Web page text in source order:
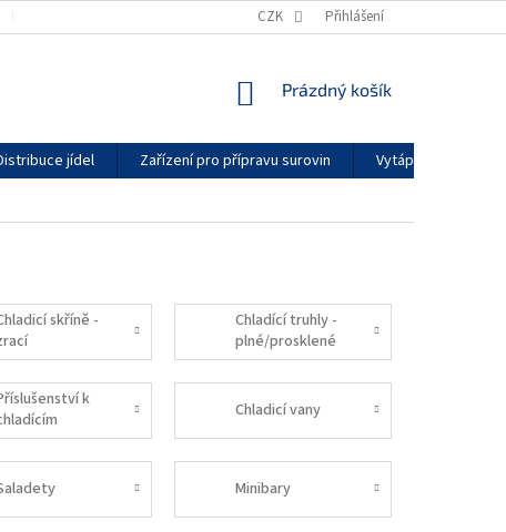
ZÁRUČNÍ PODMÍNKY DODACÍ LHŮTY
CZK Přihlášení
NÁKUPNÍ
Prázdný košík
jídel Zařízení pro přípravu surovin
Vytápění a
skříně -
Chladící truhly -
plné/prosklené
víko
k
Chladicí vany
Minibary